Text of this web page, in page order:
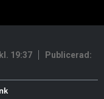
19:37
Publicerad: